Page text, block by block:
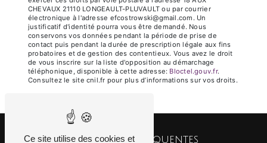
CHEVAUX 21110 LONGEAULT-PLUVAULT ou par courrier
électronique à l'adresse efcostrowski@gmail.com. Un
justificatif d'identité pourra vous être demandé. Nous
conservons vos données pendant la période de prise de
contact puis pendant la durée de prescription légale aux fins
probatoires et de gestion des contentieux. Vous avez le droit
de vous inscrire sur la liste d'opposition au démarchage
téléphonique, disponible à cette adresse:
Bloctel.gouv.fr.
Consultez le site cnil.fr pour plus d’informations sur vos droits.
Recherches fréquentes
Ce site utilise des cookies et